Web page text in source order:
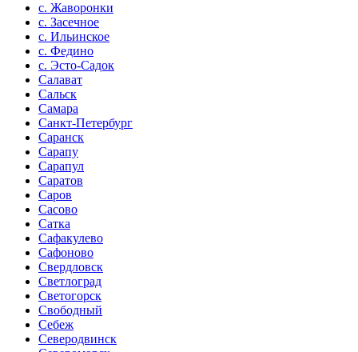
с. Жаворонки
с. Засечное
с. Ильинское
с. Федино
с. Эсто-Садок
Салават
Сальск
Самара
Санкт-Петербург
Саранск
Сарапу
Сарапул
Саратов
Саров
Сасово
Сатка
Сафакулево
Сафоново
Свердловск
Светлоград
Светогорск
Свободный
Себеж
Северодвинск